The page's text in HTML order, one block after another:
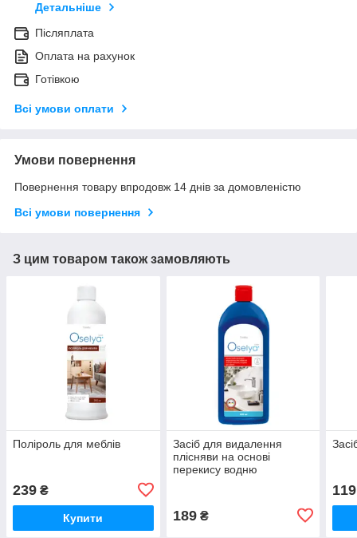
Детальніше
Післяплата
Оплата на рахунок
Готівкою
Всі умови оплати
Умови повернення
Повернення товару впродовж 14 днів за домовленістю
Всі умови повернення
З цим товаром також замовляють
Поліроль для меблів
239 ₴
Купити
Засіб для видалення
плісняви на основі
перекису водню
189₴
119